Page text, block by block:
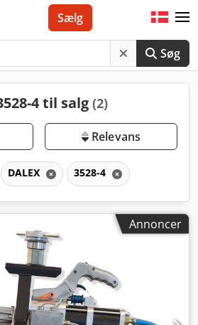
Søg
Sælg
4 til salg (2)
Relevans
DALEX 3528-4
Annoncer